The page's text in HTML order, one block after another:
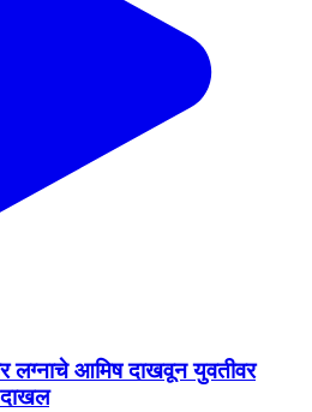
लग्नाचे आमिष दाखवून युवतीवर
दाखल